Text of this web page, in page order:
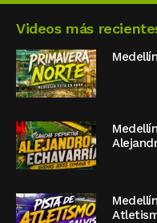
Videos más